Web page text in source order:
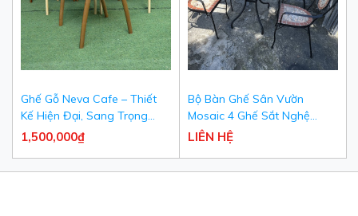
Ghế Gỗ Neva Cafe – Thiết
Kế Hiện Đại, Sang Trọng
Cho Quán Cafe & Nhà Hàng
1,500,000₫
Bộ Bàn Ghế Sân Vườn
Mosaic 4 Ghế Sắt Nghệ
Thuật Khảm Đá Cao Cấp -
LIÊN HỆ